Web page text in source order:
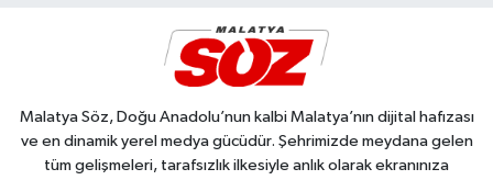
Malatya Söz, Doğu Anadolu’nun kalbi Malatya’nın dijital hafızası
ve en dinamik yerel medya gücüdür. Şehrimizde meydana gelen
tüm gelişmeleri, tarafsızlık ilkesiyle anlık olarak ekranınıza